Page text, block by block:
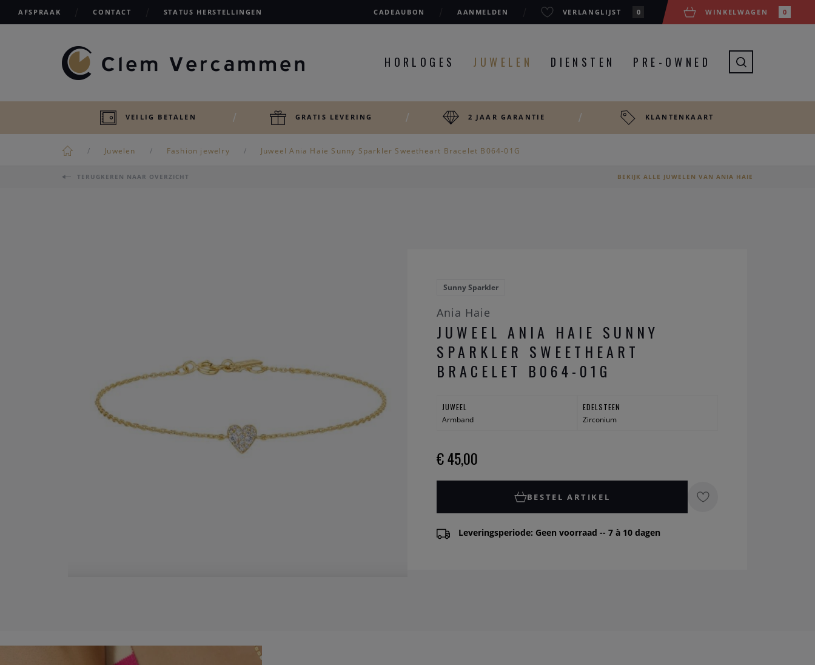
AFSPRAAK CONTACT STATUS HERSTELLINGEN CADEAUBON AANMELDEN VERLANGLIJST 0 WINKELWAGEN 0
HORLOGES JUWELEN DIENSTEN PRE-OWNED
VEILIG BETALEN GRATIS LEVERING 2 JAAR GARANTIE KLANTENKAART
Juwelen Fashion jewelry Juweel Ania Haie Sunny Sparkler Sweetheart Bracelet B064-01G
TERUGKEREN NAAR OVERZICHT BEKIJK ALLE JUWELEN VAN ANIA HAIE
Sunny Sparkler
Ania Haie
JUWEEL ANIA HAIE SUNNY
SPARKLER SWEETHEART
BRACELET B064-01G
JUWEEL
Armband
EDELSTEEN
Zirconium
€ 45,00
BESTEL ARTIKEL
Leveringsperiode: Geen voorraad -- 7 à 10 dagen